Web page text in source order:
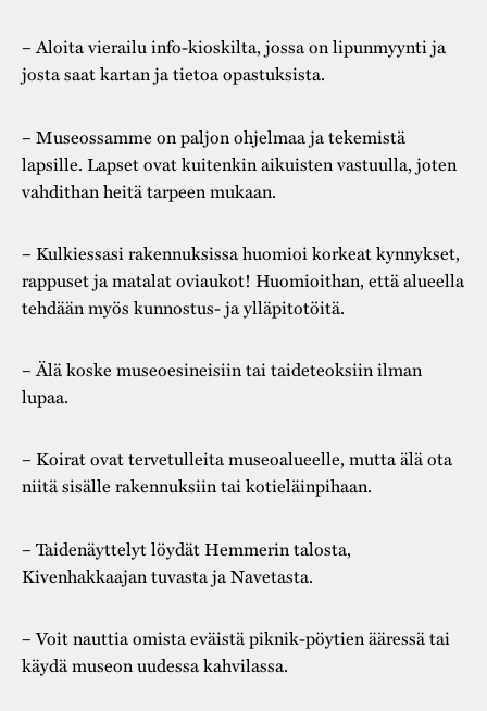
– Aloita vierailu info-kioskilta, jossa on lipunmyynti ja
josta saat kartan ja tietoa opastuksista.
– Museossamme on paljon ohjelmaa ja tekemistä
lapsille. Lapset ovat kuitenkin aikuisten vastuulla, joten
vahdithan heitä tarpeen mukaan.
– Kulkiessasi rakennuksissa huomioi korkeat kynnykset,
rappuset ja matalat oviaukot! Huomioithan, että alueella
tehdään myös kunnostus- ja ylläpitotöitä.
– Älä koske museoesineisiin tai taideteoksiin ilman
lupaa.
– Koirat ovat tervetulleita museoalueelle, mutta älä ota
niitä sisälle rakennuksiin tai kotieläinpihaan.
– Taidenäyttelyt löydät Hemmerin talosta,
Kivenhakkaajan tuvasta ja Navetasta.
– Voit nauttia omista eväistä piknik-pöytien ääressä tai
käydä museon uudessa kahvilassa.